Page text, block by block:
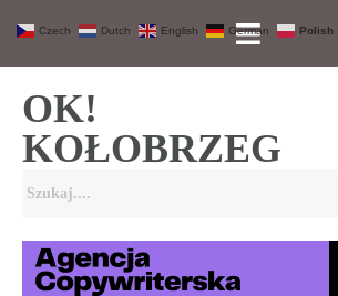
OK!
KOŁOBRZEG
Czech Dutch English German Polish